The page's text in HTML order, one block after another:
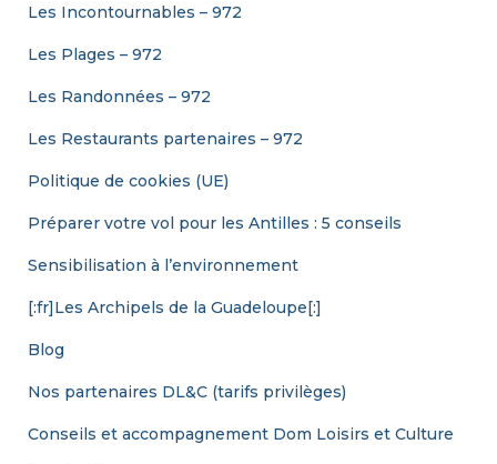
Les Incontournables – 972
Les Plages – 972
Les Randonnées – 972
Les Restaurants partenaires – 972
Politique de cookies (UE)
Préparer votre vol pour les Antilles : 5 conseils
Sensibilisation à l’environnement
[:fr]Les Archipels de la Guadeloupe[:]
Blog
Nos partenaires DL&C (tarifs privilèges)
Conseils et accompagnement Dom Loisirs et Culture